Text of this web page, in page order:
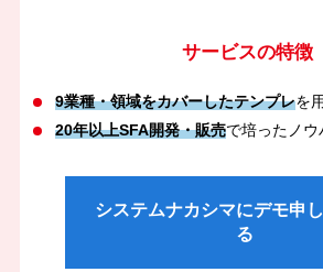
サービスの特徴
9業種・領域をカバーしたテンプレを
20年以上SFA開発・販売で培ったノウ
システムナカシマにデモ申
る